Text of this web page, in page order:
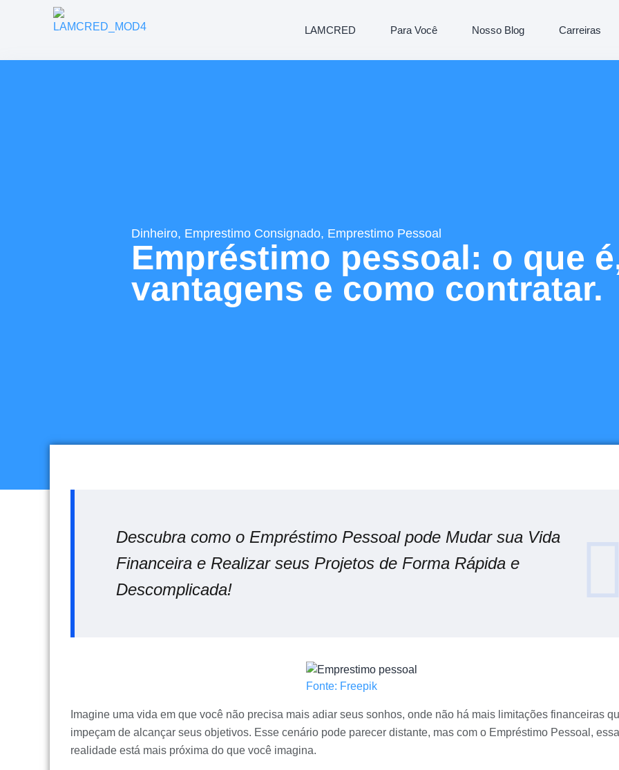
LAMCRED Para Você Nosso Blog Carreiras
Dinheiro, Emprestimo Consignado, Emprestimo Pessoal
Empréstimo pessoal: o que
vantagens e como contratar.
Descubra como o Empréstimo Pessoal pode Mudar sua Vida
Financeira e Realizar seus Projetos de Forma Rápida e
Descomplicada!
Fonte: Freepik
Imagine uma vida em que você não precisa mais adiar seus sonhos, onde não há mais limitações financeiras
impeçam de alcançar seus objetivos. Esse cenário pode parecer distante, mas com o Empréstimo Pessoal, essa
realidade está mais próxima do que você imagina.